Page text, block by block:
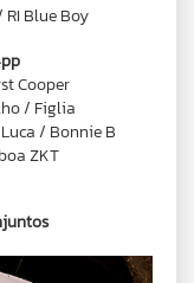
Blue Boy
Cooper
/ Figlia
/ Bonnie B
ZKT